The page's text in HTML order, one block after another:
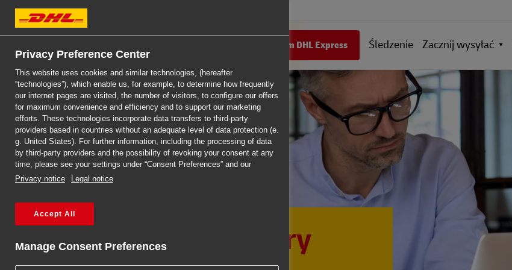
Klient biznesowy
Zostań Klientem DHL Express Śledzenie Zacznij wysyłać
Zobacz nasze webinary
Privacy Preference Center
This website uses cookies and similar technologies, (hereafter
“technologies”), which enable us, for example, to determine how frequently
our internet pages are visited, the number of visitors, to configure our offers
for maximum convenience and efficiency and to support our marketing
efforts. These technologies incorporate data transfers to third-party
providers based in countries without an adequate level of data protection (e.
g. United States). For further information, including the processing of data
by third-party providers and the possibility of revoking your consent at any
time, please see your settings under “Consent Preferences” and our
Privacy notice
Legal notice
Accept All
Manage Consent Preferences